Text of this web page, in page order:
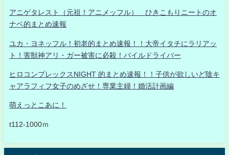
アニゲタレスト（元祖！アニメッフル） ひきこもりニートのオ
ナベ的まとめ速報
ユカ・ヨネッフル！初老的まとめ速報！！大帝イタチにラリアッ
ト！害獣神アリ・ガー被害に必殺！パイルドライバー
ヒロコンプレックスNIGHT 的まとめ速報！！子供が欲しいど陰キ
ャアラフィフ女子のめざせ！専業主婦！婚活計画編
萌えっとこあに！
t112-1000ｍ